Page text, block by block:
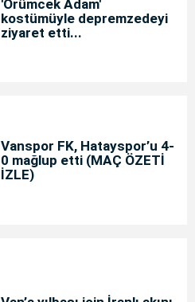
'Örümcek Adam'
kostümüyle depremzedeyi
ziyaret etti...
Vanspor FK, Hatayspor’u 4-
0 mağlup etti (MAÇ ÖZETİ
İZLE)